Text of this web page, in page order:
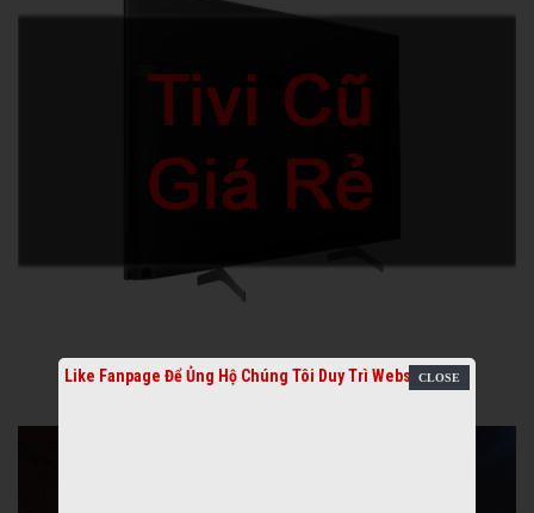
Like Fanpage Để Ủng Hộ Chúng Tôi Duy Trì Website